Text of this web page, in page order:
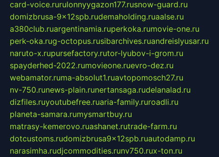
card-voice.rurulonnyygazon177.rusnow-guard.ru
domizbrusa-9x12spb.rudemaholding.ruaalse.ru
a380club.ruargentinamia.ruperkoka.rumovie-one.ru
perk-oka.rug-octopus.rusibarchives.ruandreislyusar.ru
naruto-x.rupursefactory.rutor-lyubov-i-grom.ru
spayderhed-2022.rumovieone.ruevro-dez.ru
webamator.ruma-absolut1.ruavtopomosch27.ru
nv-750.runews-plain.runertansaga.rudelanalad.ru
dizfiles.ruyoutubefree.ruaria-family.ruroadli.ru
planeta-samara.rumysmartbuy.ru
matrasy-kemerovo.ruashanet.rutrade-farm.ru
dotcustoms.rudomizbrusa9x12spb.ruautodamp.ru
narasimha.rudjcommodities.runv750.rux-ton.ru